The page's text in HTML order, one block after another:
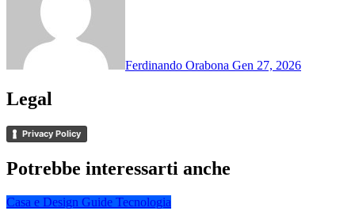
Ferdinando Orabona Gen 27, 2026
Legal
Privacy Policy
Potrebbe interessarti anche
Casa e Design Guide Tecnologia